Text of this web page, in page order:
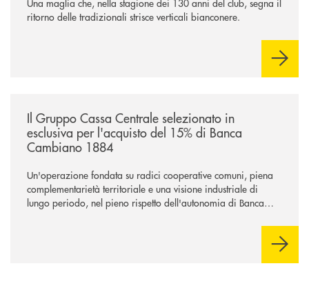
ritorno delle tradizionali strisce verticali bianconere.
Il Gruppo Cassa Centrale selezionato in
esclusiva per l'acquisto del 15% di Banca
Cambiano 1884
Un'operazione fondata su radici cooperative comuni, piena
complementarietà territoriale e una visione industriale di
lungo periodo, nel pieno rispetto dell'autonomia di Banca
negoziazione esclusiva per la finalizzazione dell’operazione.